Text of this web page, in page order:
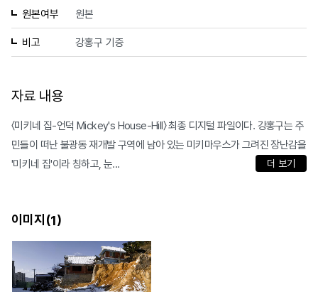
원본여부 원본
비고 강홍구 기증
자료 내용
〈미키네 집-언덕 Mickey's House-Hill〉 최종 디지털 파일이다. 강홍구는 주
민들이 떠난 불광동 재개발 구역에 남아 있는 미키마우스가 그려진 장난감을
'미키네 집'이라 칭하고, 눈...
더 보기
이미지(1)